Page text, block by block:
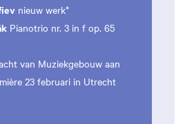
nieuw werk*
Pianotrio nr. 3 in f op. 65
van Muziekgebouw aan
23 februari in Utrecht